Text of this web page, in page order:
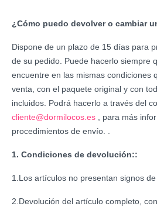
¿Cómo puedo devolver o cambiar
Dispone de un plazo de 15 días para
de su pedido. Puede hacerlo siempre
encuentre en las mismas condiciones
venta, con el paquete original y con
incluidos. Podrá hacerlo a través del
cliente@dormilocos.es , para más
procedimientos de envío. .
1. Condiciones de devolución::
1.Los artículos no presentan signos de
2.Devolución del artículo completo,